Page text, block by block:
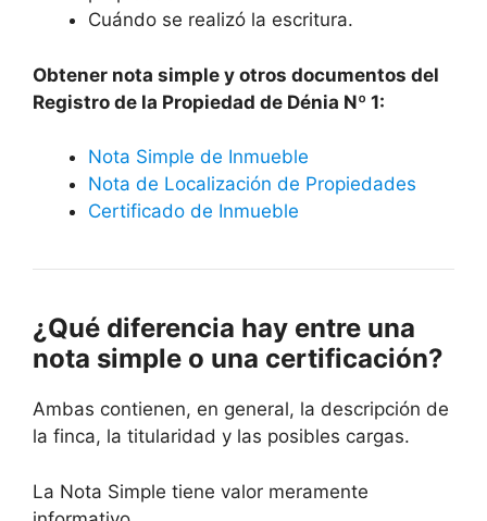
Cuándo se realizó la escritura.
Obtener nota simple y otros documentos del
Registro de la Propiedad de Dénia Nº 1:
Nota Simple de Inmueble
Nota de Localización de Propiedades
Certificado de Inmueble
¿Qué diferencia hay entre una
nota simple o una certificación?
Ambas contienen, en general, la descripción de
la finca, la titularidad y las posibles cargas.
La Nota Simple tiene valor meramente